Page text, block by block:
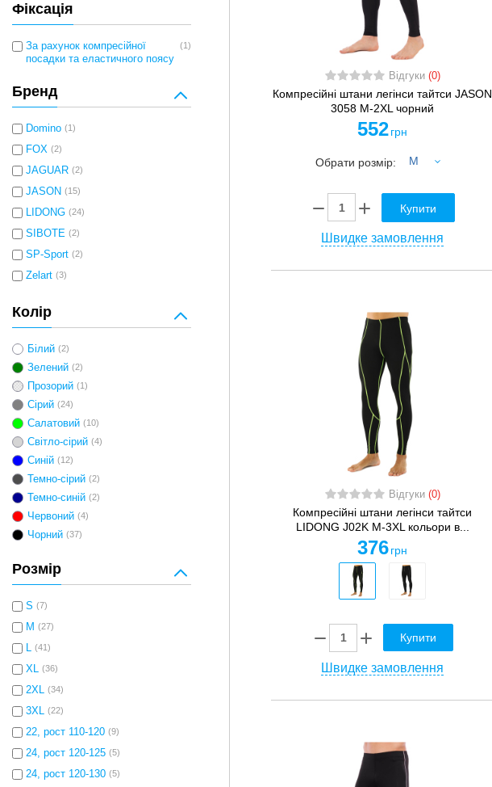
Фіксація
За рахунок компресійної
посадки та еластичного поясу
(1)
Бренд
Domino (1)
FOX (2)
JAGUAR (2)
JASON (15)
LIDONG (24)
SIBOTE (2)
SP-Sport (2)
Zelart (3)
Колір
Білий (2)
Зелений (2)
Прозорий (1)
Сірий (24)
Салатовий (10)
Світло-сірий (4)
Синій (12)
Темно-сірий (2)
Темно-синій (2)
Червоний (4)
Чорний (37)
Розмір
S (7)
M (27)
L (41)
XL (36)
2XL (34)
3XL (22)
22, рост 110-120 (9)
24, рост 120-125 (5)
24, рост 120-130 (5)
Відгуки (0)
Компресійні штани легінси тайтси JASON
3058 M-2XL чорний
552 грн
Обрати розмір: M
Купити
Швидке замовлення
Відгуки (0)
Компресійні штани легінси тайтси
LIDONG J02K M-3XL кольори в...
376 грн
Купити
Швидке замовлення